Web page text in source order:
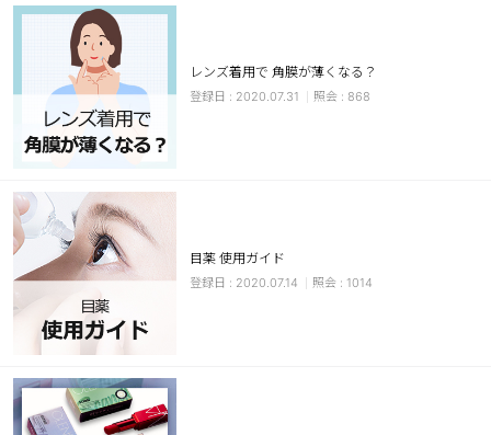
レビュー
EYEしてる
総合掲示板
カスタマーサービス
ショッピングガイド
アプリダウンロード
INSTAGRAM TWITTER
レンズ着用で 角膜が薄くなる？
2020.07.31 868
目薬 使用ガイド
2020.07.14 1014